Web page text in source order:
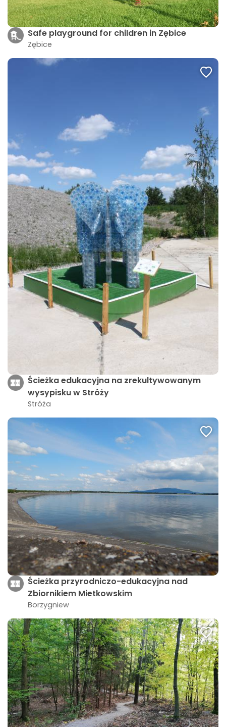
Safe playground for children in Zębice
Zębice
Ścieżka edukacyjna na zrekultywowanym
wysypisku w Stróży
Stróża
Ścieżka przyrodniczo-edukacyjna nad
Zbiornikiem Mietkowskim
Borzygniew